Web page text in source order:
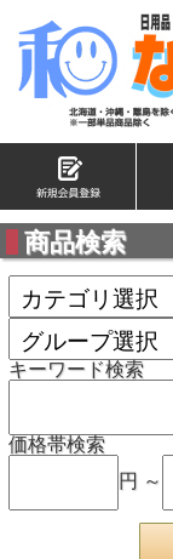
商品検索
キーワード検索
価格帯検索
円 ～